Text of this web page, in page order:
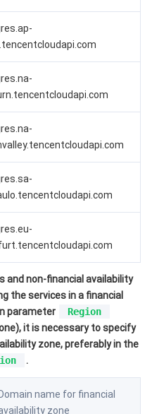
and non-financial availability
the services in a financial
parameter
Region
it is necessary to specify
zone, preferably in the
.
Domain name for financial
zone